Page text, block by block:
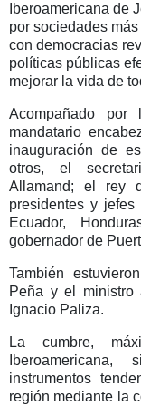
Iberoamericana de
por sociedades
con democracias
políticas públicas
mejorar la vida de
Acompañado por
mandatario
inauguración de
otros, el
Allamand; el rey
presidentes y
Ecuador,
gobernador de
También
Peña y el ministro
Ignacio Paliza.
La cumbre,
Iberoamericana,
instrumentos
región mediante la